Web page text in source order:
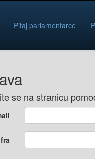
Pitaj parlamentarce
se na stranicu